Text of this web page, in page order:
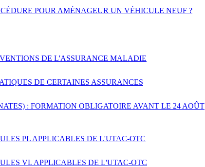
POUR AMÉNAGEUR UN VÉHICULE NEUF ?
DE L'ASSURANCE MALADIE
DE CERTAINES ASSURANCES
: FORMATION OBLIGATOIRE AVANT LE 24 AOÛT
PL APPLICABLES DE L'UTAC-OTC
VL APPLICABLES DE L'UTAC-OTC